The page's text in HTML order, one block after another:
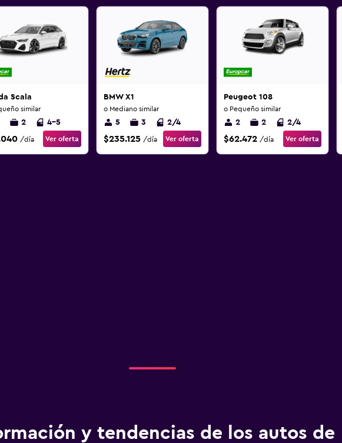
Scala
similar
2 4-5
/día Ver oferta
BMW X1
o Mediano similar
5 3 2/4
$235.125 /día Ver oferta
Peugeot 108
o Pequeño similar
2 2 2/4
$62.472 /día Ver oferta
y tendencias de los autos de